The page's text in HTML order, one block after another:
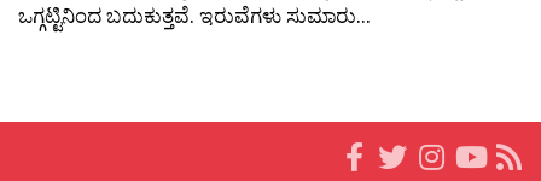
ಒಗ್ಗಟ್ಟಿನಿಂದ ಬದುಕುತ್ತವೆ. ಇರುವೆಗಳು ಸುಮಾರು...